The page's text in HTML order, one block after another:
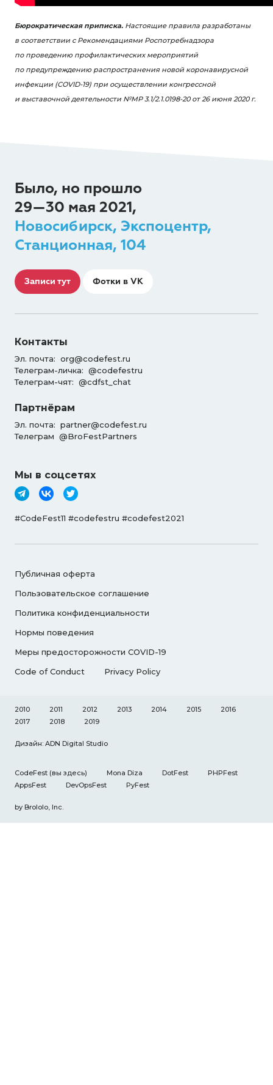
Бюрократическая приписка. Настоящие правила разработаны
в соответствии с Рекомендациями Роспотребнадзора
по проведению профилактических мероприятий
по предупреждению распространения новой коронавирусной
инфекции (COVID-19) при осуществлении конгрессной
и выставочной деятельности №МР 3.1/2.1.0198-20 от 26 июня 2020 г.
Было, но прошло
29—30 мая 2021,
Новосибирск, Экспоцентр,
Станционная, 104
Записи тут Фотки в VK
Контакты
Эл. почта: org@codefest.ru
Телеграм-личка: @codefestru
Телеграм-чят: @cdfst_chat
Партнёрам
Эл. почта: partner@codefest.ru
Телеграм @BroFestPartners
Мы в соцсетях
#CodeFest11 #codefestru #codefest2021
Публичная оферта
Пользовательское соглашение
Политика конфиденциальности
Нормы поведения
Меры предосторожности COVID-19
Code of Conduct
Privacy Policy
2010 2011 2012 2013 2014 2015
2016
2017
2018 2019
Дизайн: ADN Digital Studio
CodeFest (вы здесь) Mona Diza DotFest
PHPFest
AppsFest
DevOpsFest PyFest
by Brololo, Inc.